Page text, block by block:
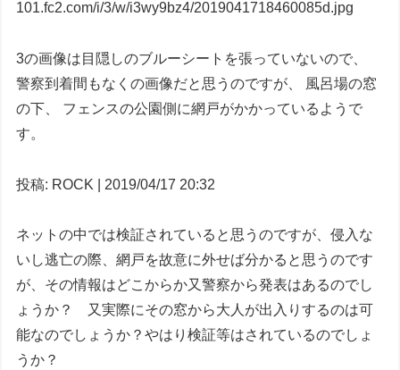
101.fc2.com/i/3/w/i3wy9bz4/2019041718460085d.jpg
3の画像は目隠しのブルーシートを張っていないので、
警察到着間もなくの画像だと思うのですが、 風呂場の窓
の下、 フェンスの公園側に網戸がかかっているようで
す。
投稿: ROCK | 2019/04/17 20:32
ネットの中では検証されていると思うのですが、侵入な
いし逃亡の際、網戸を故意に外せば分かると思うのです
が、その情報はどこからか又警察から発表はあるのでし
ょうか？ 又実際にその窓から大人が出入りするのは可
能なのでしょうか？やはり検証等はされているのでしょ
うか？